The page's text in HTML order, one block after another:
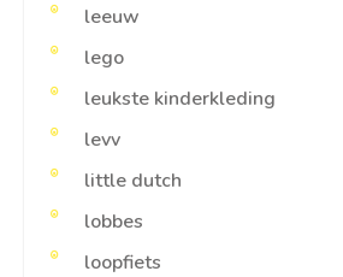
leeuw
lego
leukste kinderkleding
levv
little dutch
lobbes
loopfiets